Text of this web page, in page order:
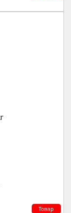
Товар